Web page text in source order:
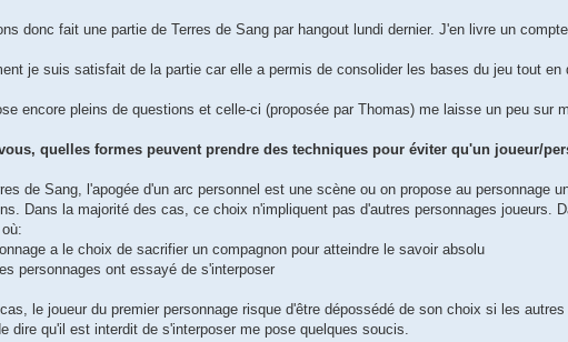
donc fait une partie de Terres de Sang par hangout lundi dernier. J'en livre un
je suis satisfait de la partie car elle a permis de consolider les bases du jeu tout
encore pleins de questions et celle-ci (proposée par Thomas) me laisse un peu sur
quelles formes peuvent prendre des techniques pour éviter qu'un joueur/
de Sang, l'apogée d'un arc personnel est une scène ou on propose au personnage
Dans la majorité des cas, ce choix n'impliquent pas d'autres personnages joueurs.
a le choix de sacrifier un compagnon pour atteindre le savoir absolu
personnages ont essayé de s'interposer
le joueur du premier personnage risque d'être dépossédé de son choix si les
dire qu'il est interdit de s'interposer me pose quelques soucis.